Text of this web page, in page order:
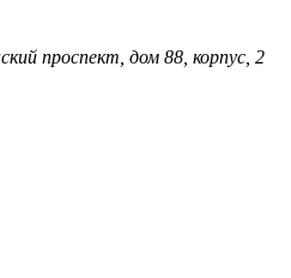
проспект, дом 88, корпус, 2